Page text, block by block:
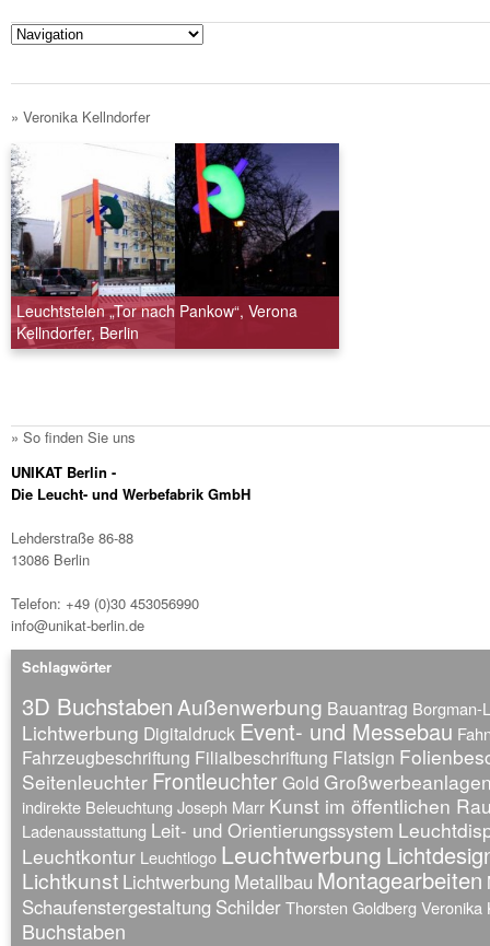
» Veronika Kellndorfer
Leuchtstelen „Tor nach Pankow“, Verona
Kellndorfer, Berlin
» So finden Sie uns
UNIKAT Berlin -
Die Leucht- und Werbefabrik GmbH
Lehderstraße 86-88
13086 Berlin
Telefon: +49 (0)30 453056990
info@unikat-berlin.de
Schlagwörter
3D Buchstaben Außenwerbung Bauantrag Borgman-
Lichtwerbung Digitaldruck Event- und Messebau
Fahrzeugbeschriftung Filialbeschriftung Flatsign
Seitenleuchter FrontleuchterGold
indirekte Beleuchtung Joseph Marr Kunst im öffentlichen
Ladenausstattung Leit- und Orientierungssystem
Leuchtkontur Leuchtlogo Leuchtwerbung
Lichtkunst Lichtwerbung Metallbau Montagearbeiten
Schaufenstergestaltung SchilderThorsten Goldberg Veronika
Buchstaben